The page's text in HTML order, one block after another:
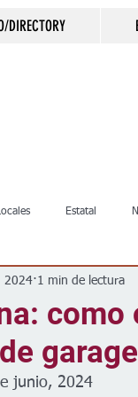
DIRECTORY
Estatal
Salud Arte &
Escuelas Calles
como
2024 1 min de lectura
junio, 2024